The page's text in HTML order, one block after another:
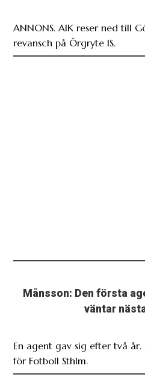
ANNONS. AIK reser ned till
revansch på Örgryte IS.
Månsson: Den första
väntar
En agent gav sig efter två
för Fotboll Sthlm.